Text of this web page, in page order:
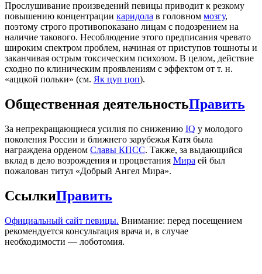
Прослушивание произведений певицы приводит к резкому
повышению концентрации каридола в головном мозгу,
поэтому строго противопоказано лицам с подозрением на
наличие такового. Несоблюдение этого предписания чревато
широким спектром проблем, начиная от приступов тошноты и
заканчивая острым токсическим психозом. В целом, действие
сходно по клиническим проявлениям с эффектом от т. н.
«аццкой польки» (см. Як цуп цоп).
Общественная деятельностьПравить
За непрекращающиеся усилия по снижению IQ у молодого
поколения России и ближнего зарубежья Катя была
награждена орденом Славы КПСС. Также, за выдающийся
вклад в дело возрождения и процветания Мира ей был
пожалован титул «Добрый Ангел Мира».
СсылкиПравить
Официальный сайт певицы. Внимание: перед посещением
рекомендуется консультация врача и, в случае
необходимости — лоботомия.